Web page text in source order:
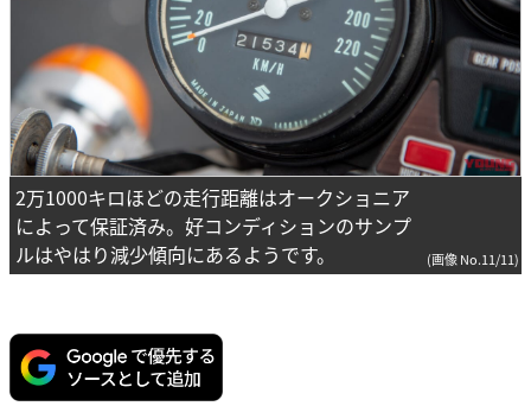
2万1000キロほどの走行距離はオークショニア
によって保証済み。好コンディションのサンプ
ルはやはり減少傾向にあるようです。
(画像 No.11/11)